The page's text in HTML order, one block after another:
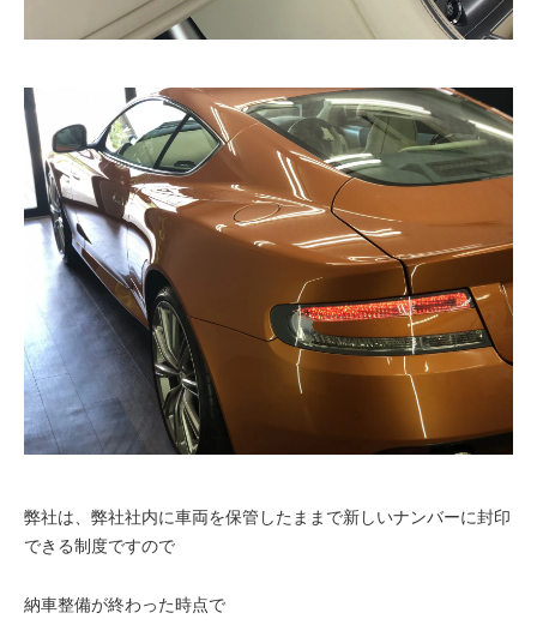
弊社は、弊社社内に車両を保管したままで新しいナンバーに封印
できる制度ですので
納車整備が終わった時点で